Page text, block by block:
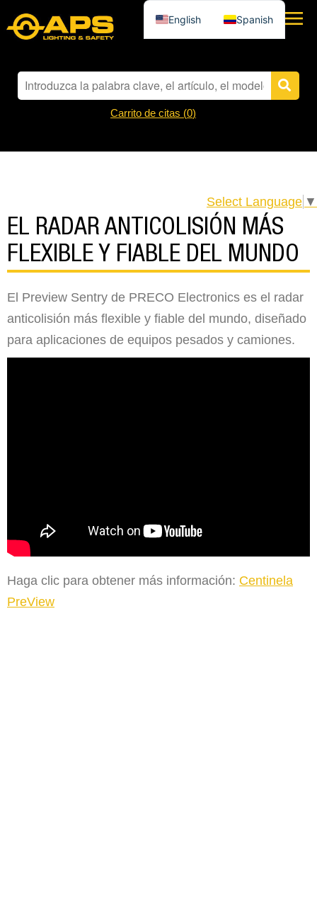
Carrito de citas (0)
Select Language ▼
EL RADAR ANTICOLISIÓN MÁS
FLEXIBLE Y FIABLE DEL MUNDO
El Preview Sentry de PRECO Electronics es el radar
anticolisión más flexible y fiable del mundo, diseñado
para aplicaciones de equipos pesados y camiones.
Haga clic para obtener más información: Centinela
PreView
English Spanish